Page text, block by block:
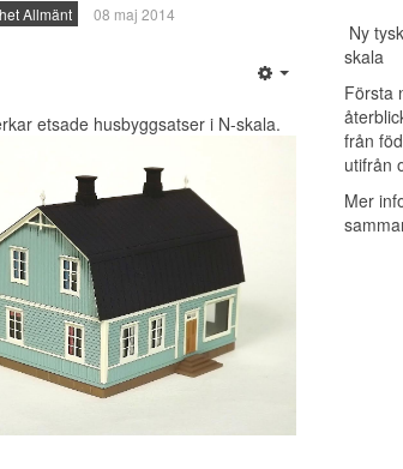
Allmänt
08 maj 2014
etsade husbyggsatser i N-skala.
Ny
skala
Första
från
utifrån
Mer